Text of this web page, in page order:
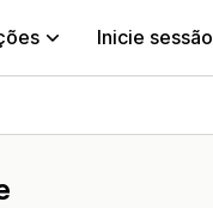
Inicie sessão